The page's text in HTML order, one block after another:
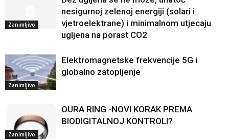
Zanimljivo
nesigurnoj zelenoj energiji (solari i
vjetroelektrane) i minimalnom utjecaju
ugljena na porast CO2
Zanimljivo
Elektromagnetske frekvencije 5G i
globalno zatopljenje
Zanimljivo
OURA RING -NOVI KORAK PREMA
BIODIGITALNOJ KONTROLI?